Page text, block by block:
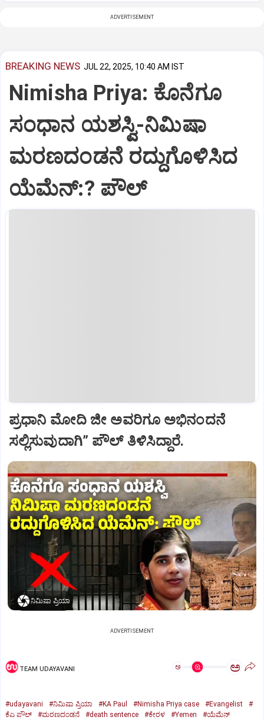
ADVERTISEMENT
BREAKING NEWS JUL 22, 2025, 10:40 AM IST
Nimisha Priya: ಕೊನೆಗೂ
ಸಂಧಾನ ಯಶಸ್ವಿ-ನಿಮಿಷಾ
ಮರಣದಂಡನೆ ರದ್ದುಗೊಳಿಸಿದ
ಯೆಮೆನ್:? ಪೌಲ್
ಪ್ರಧಾನಿ ಮೋದಿ ಜೀ ಅವರಿಗೂ ಅಭಿನಂದನೆ
ಸಲ್ಲಿಸುವುದಾಗಿ” ಪೌಲ್‌ ತಿಳಿಸಿದ್ದಾರೆ.
ನಿಮಿಷಾ ಪ್ರಿಯಾ
ADVERTISEMENT
TEAM UDAYAVANI ಅ ಅ
#udayavani #ನಿಮಿಷಾ ಪ್ರಿಯಾ #KA Paul #Nimisha Priya case #Evangelist
#
ಕೆಎ ಪೌಲ್
#ಮರಣದಂಡನೆ #death sentence #ಕೇರಳ #Yemen #ಯೆಮೆನ್‌